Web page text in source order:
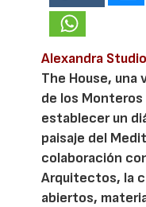
Alexandra Studio
The House, una
de los Monteros
establecer un
paisaje del
colaboración
Arquitectos, la
abiertos,